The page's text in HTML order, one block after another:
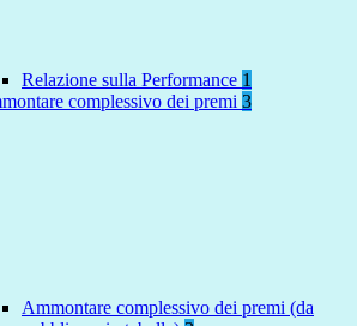
Relazione sulla Performance 1
complessivo dei premi 3
Ammontare complessivo dei premi (da